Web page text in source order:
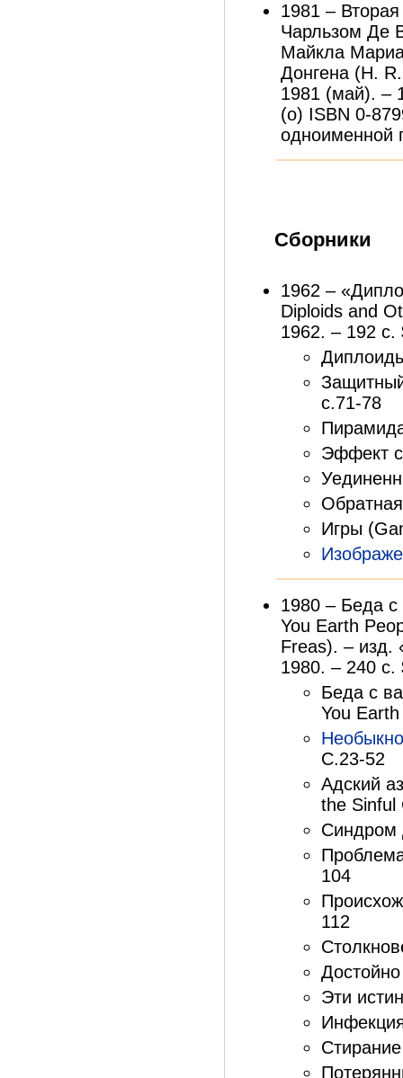
1981 –
Чарльзом Де
Майкла
Донгена (H.
1981 (май). –
(о) ISBN 0-
одноименной
Сборники
1962 –
Diploids and
1962. – 192 с.
с.71-78
Эффект
Игры
1980 – Беда
You Earth
Freas). – изд.
1980. – 240 с.
Беда с
You
С.23-52
Адский
the Sinful
Синдром
104
112
Эти